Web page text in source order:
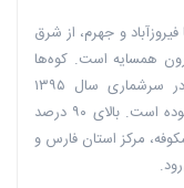
و جهرم، از شرق
همسایه است. کوه‌ها
شیراز را از هر چهار طرف در میان گرفته‌اند.در سرشماری سال ۱۳۹۵
جمعیت شیراز حدود ۱ میلیون و ۸۰۰ هزار نفر بوده است. بالای ۹۰ درصد
مرکز استان فارس و